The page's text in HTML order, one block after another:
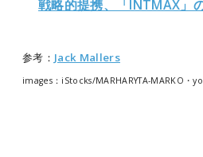
戦略的提携、「INTMAX」
参考： Jack Mallers
images：iStocks/MARHARYTA-MARKO・